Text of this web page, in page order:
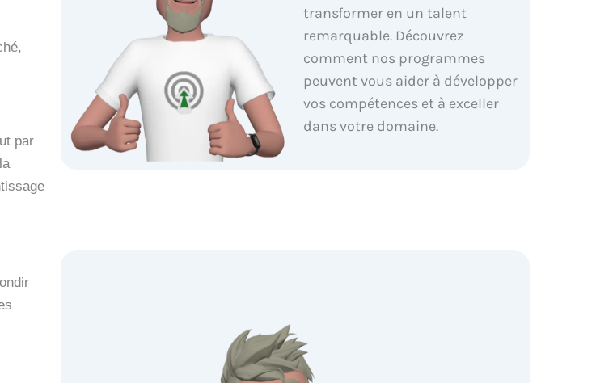
par
transformer en un talent
remarquable. Découvrez
comment nos programmes
peuvent vous aider à développer
vos compétences et à exceller
dans votre domaine.